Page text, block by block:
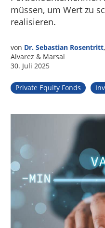
müssen, um Wert zu
realisieren.
von Dr. Sebastian Rosentritt
Alvarez & Marsal
30. Juli 2025
Private Equity Fonds